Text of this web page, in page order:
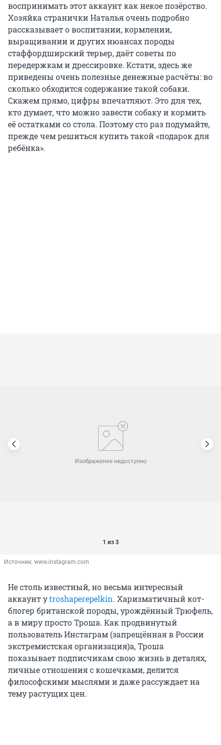
воспринимать этот аккаунт как некое позёрство.
Хозяйка странички Наталья очень подробно
рассказывает о воспитании, кормлении,
выращивании и других нюансах породы
стаффордширский терьер, даёт советы по
передержкам и дрессировке. Кстати, здесь же
приведены очень полезные денежные расчёты: во
сколько обходится содержание такой собаки.
Скажем прямо, цифры впечатляют. Это для тех,
кто думает, что можно завести собаку и кормить
её остатками со стола. Поэтому сто раз подумайте,
прежде чем решиться купить такой «подарок для
ребёнка».
1 из 3
Источник: www.instagram.com
Не столь известный, но весьма интересный
аккаунт уtroshaperepelkin. Харизматичный кот-
блогер британской породы, урождённый Трюфель,
а в миру просто Троша. Как продвинутый
пользователь Инстаграм (запрещённая в России
экстремистская организация)а, Троша
показывает подписчикам свою жизнь в деталях,
личные отношения с кошечками, делится
философскими мыслями и даже рассуждает на
тему растущих цен.